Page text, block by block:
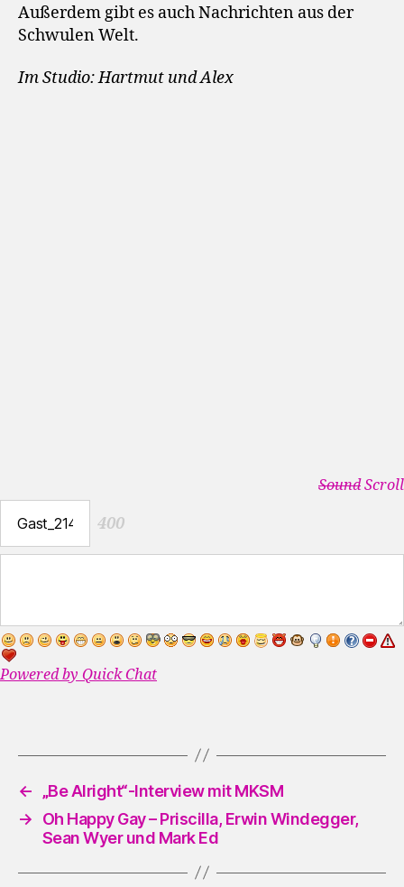
Außerdem gibt es auch Nachrichten aus der
Schwulen Welt.
Im Studio: Hartmut und Alex
Scroll
Sound
400
Powered by Quick Chat
←
„Be Alright“-Interview mit MKSM
→
Oh Happy Gay – Priscilla, Erwin Windegger,
Sean Wyer und Mark Ed